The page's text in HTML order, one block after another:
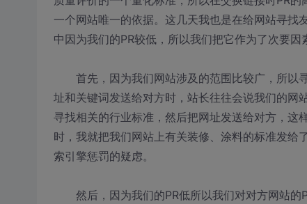
一个网站唯一的依据。这几天我也是在给网站寻找
中因为我们的PR较低，所以我们把它作为了次要
首先，因为我们网站涉及的范围比较广，所以
址和关键词发送给对方时，站长往往会说我们的网
寻找相关的行业标准，然后把网址发送给对方，这
时，我就把我们网站上有关装修、涂料的标准发给
索引擎惩罚的疑虑。
然后，因为我们的PR低所以我们对对方网站的